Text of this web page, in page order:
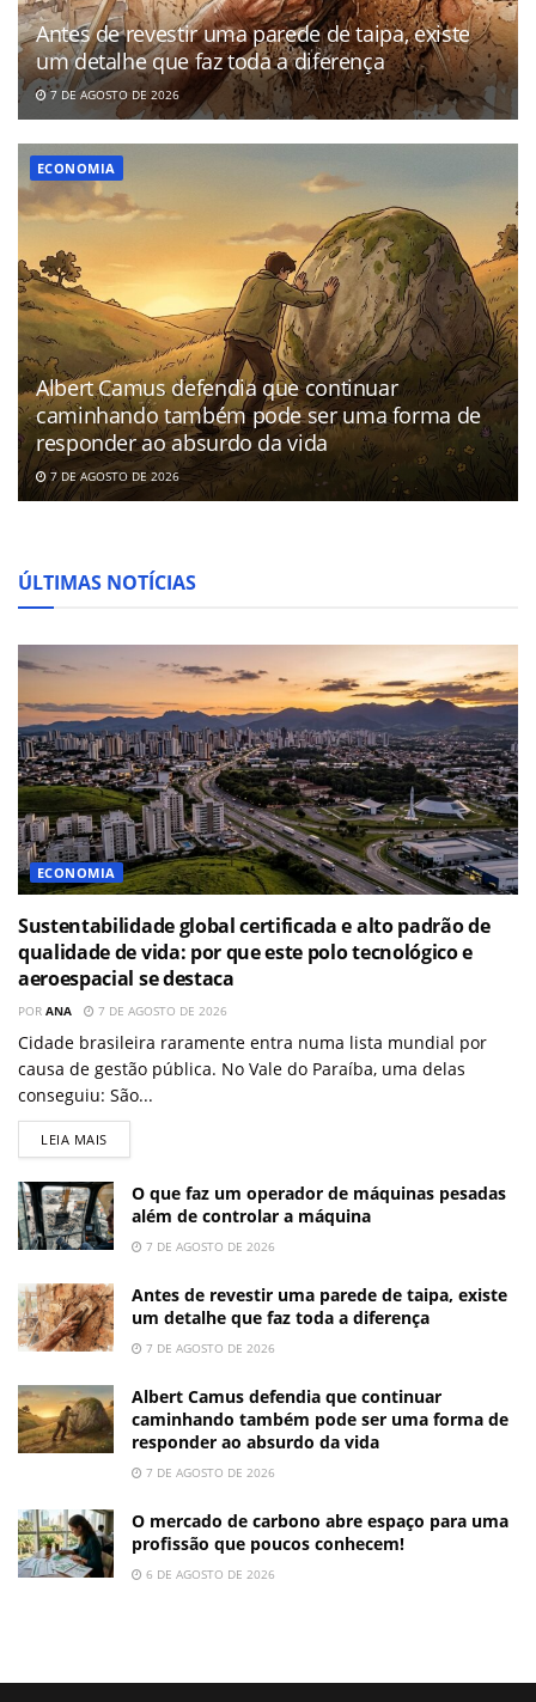
Antes de revestir uma parede de taipa, existe
um detalhe que faz toda a diferença
7 DE AGOSTO DE 2026
ECONOMIA
Albert Camus defendia que continuar
caminhando também pode ser uma forma de
responder ao absurdo da vida
7 DE AGOSTO DE 2026
ÚLTIMAS NOTÍCIAS
ECONOMIA
Sustentabilidade global certificada e alto padrão de
qualidade de vida: por que este polo tecnológico e
aeroespacial se destaca
POR ANA 7 DE AGOSTO DE 2026
Cidade brasileira raramente entra numa lista mundial por
causa de gestão pública. No Vale do Paraíba, uma delas
conseguiu: São...
LEIA MAIS
O que faz um operador de máquinas pesadas
além de controlar a máquina
7 DE AGOSTO DE 2026
Antes de revestir uma parede de taipa, existe
um detalhe que faz toda a diferença
7 DE AGOSTO DE 2026
Albert Camus defendia que continuar
caminhando também pode ser uma forma de
responder ao absurdo da vida
7 DE AGOSTO DE 2026
O mercado de carbono abre espaço para uma
profissão que poucos conhecem!
6 DE AGOSTO DE 2026